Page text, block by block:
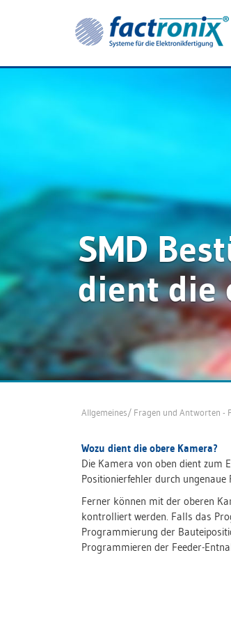
SMD
dient die
Allgemeines/ Fragen und Antworten -
Wozu dient die obere Kamera?
Die Kamera von oben dient zum
Positionierfehler durch
Ferner können mit der oberen
kontrolliert werden. Falls das
Programmierung der
Programmieren der Feeder-